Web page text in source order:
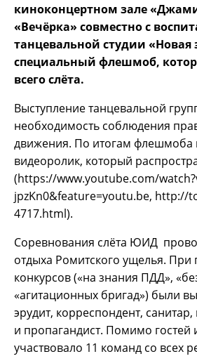
киноконцертном зале
«Вечёрка» совместно с
танцевальной студии «Новая
специальный флешмоб,
всего слёта.
Выступление танцевальной
необходимость соблюдения
движения. По итогам флешмоба
видеоролик, который
(https://www.youtube.com/
jpzKn0&feature=youtu.be, http://
4717.html).
Соревнования слёта ЮИД
отдыха Ромитского ущелья. При
конкурсов («на знания ПДД»,
«агитационных бригад») были
эрудит, корреспондент,
и пропагандист. Помимо гостей
участвовало 11 команд со всех